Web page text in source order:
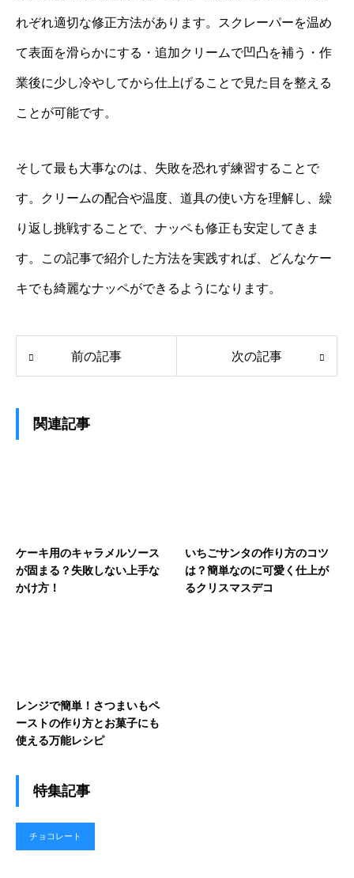
れぞれ適切な修正方法があります。スクレーパーを温め
て表面を滑らかにする・追加クリームで凹凸を補う・作
業後に少し冷やしてから仕上げることで見た目を整える
ことが可能です。
そして最も大事なのは、失敗を恐れず練習することで
す。クリームの配合や温度、道具の使い方を理解し、繰
り返し挑戦することで、ナッペも修正も安定してきま
す。この記事で紹介した方法を実践すれば、どんなケー
キでも綺麗なナッペができるようになります。
前の記事 次の記事
関連記事
ケーキ用のキャラメルソース
が固まる？失敗しない上手な
かけ方！
いちごサンタの作り方のコツ
は？簡単なのに可愛く仕上が
るクリスマスデコ
レンジで簡単！さつまいもペ
ーストの作り方とお菓子にも
使える万能レシピ
特集記事
チョコレート